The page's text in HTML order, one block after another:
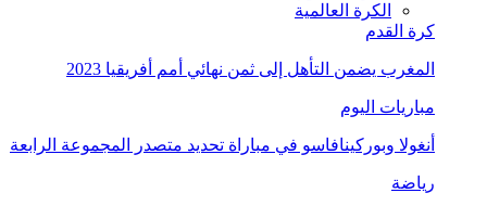
الكرة العالمية
كرة القدم
المغرب يضمن التأهل إلى ثمن نهائي أمم أفريقيا 2023
مباريات اليوم
أنغولا وبوركينافاسو في مباراة تحديد متصدر المجموعة الرابعة
رياضة